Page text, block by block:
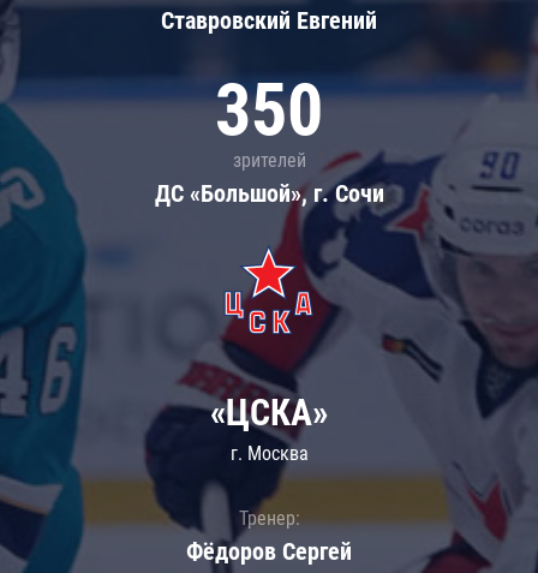
Ставровский Евгений
350
зрителей
ДС «Большой», г. Сочи
«ЦСКА»
г. Москва
Тренер:
Фёдоров Сергей